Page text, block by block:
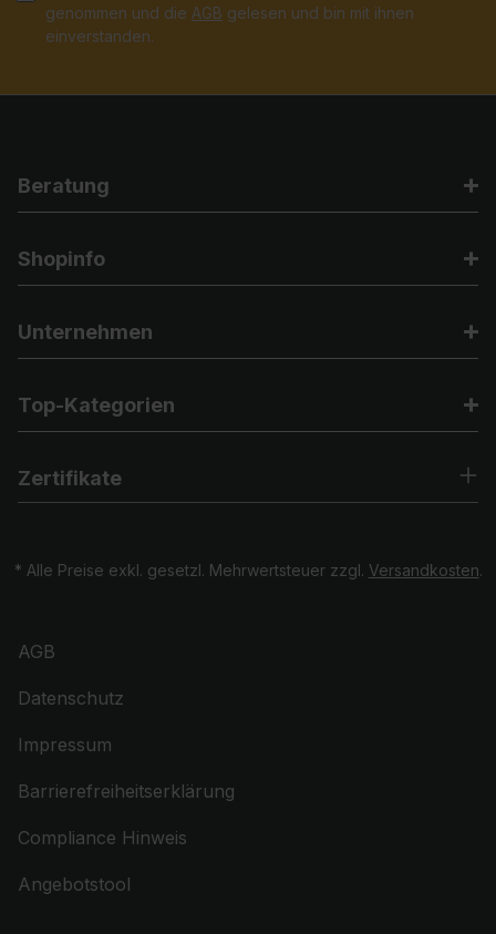
genommen und die AGB gelesen und bin mit ihnen
einverstanden.
Beratung
Shopinfo
Unternehmen
Top-Kategorien
Zertifikate
* Alle Preise exkl. gesetzl. Mehrwertsteuer zzgl. Versandkosten.
AGB
Datenschutz
Impressum
Barrierefreiheitserklärung
Compliance Hinweis
Angebotstool